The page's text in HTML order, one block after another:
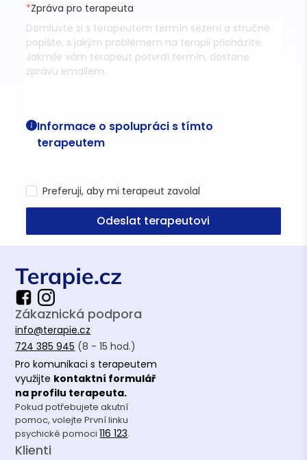
*Zpráva pro terapeuta
Informace o spolupráci s tímto
terapeutem
Preferuji, aby mi terapeut zavolal
Odeslat terapeutovi
Zákaznická podpora
info@terapie.cz
724 385 945 (8 - 15 hod.)
Pro komunikaci s terapeutem
využijte kontaktní formulář
na profilu terapeuta.
Pokud potřebujete akutní
pomoc, volejte První linku
psychické pomoci116 123.
Klienti